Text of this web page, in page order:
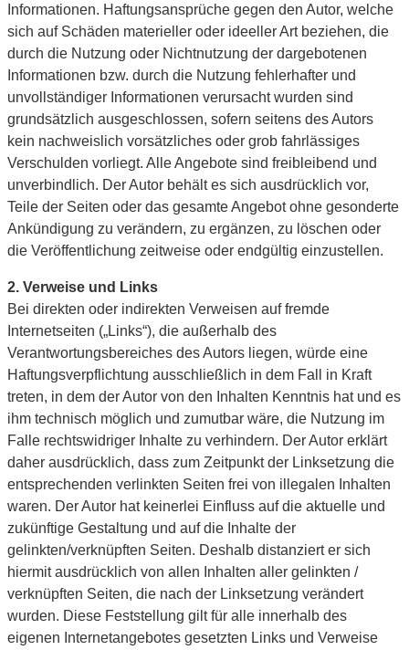
Informationen. Haftungsansprüche gegen den Autor, welche
sich auf Schäden materieller oder ideeller Art beziehen, die
durch die Nutzung oder Nichtnutzung der dargebotenen
Informationen bzw. durch die Nutzung fehlerhafter und
unvollständiger Informationen verursacht wurden sind
grundsätzlich ausgeschlossen, sofern seitens des Autors
kein nachweislich vorsätzliches oder grob fahrlässiges
Verschulden vorliegt. Alle Angebote sind freibleibend und
unverbindlich. Der Autor behält es sich ausdrücklich vor,
Teile der Seiten oder das gesamte Angebot ohne gesonderte
Ankündigung zu verändern, zu ergänzen, zu löschen oder
die Veröffentlichung zeitweise oder endgültig einzustellen.
2. Verweise und Links
Bei direkten oder indirekten Verweisen auf fremde
Internetseiten („Links“), die außerhalb des
Verantwortungsbereiches des Autors liegen, würde eine
Haftungsverpflichtung ausschließlich in dem Fall in Kraft
treten, in dem der Autor von den Inhalten Kenntnis hat und es
ihm technisch möglich und zumutbar wäre, die Nutzung im
Falle rechtswidriger Inhalte zu verhindern. Der Autor erklärt
daher ausdrücklich, dass zum Zeitpunkt der Linksetzung die
entsprechenden verlinkten Seiten frei von illegalen Inhalten
waren. Der Autor hat keinerlei Einfluss auf die aktuelle und
zukünftige Gestaltung und auf die Inhalte der
gelinkten/verknüpften Seiten. Deshalb distanziert er sich
hiermit ausdrücklich von allen Inhalten aller gelinkten /
verknüpften Seiten, die nach der Linksetzung verändert
wurden. Diese Feststellung gilt für alle innerhalb des
eigenen Internetangebotes gesetzten Links und Verweise